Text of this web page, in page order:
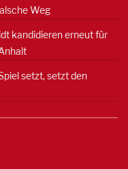
Weg
kandidieren erneut für
setzt, setzt den